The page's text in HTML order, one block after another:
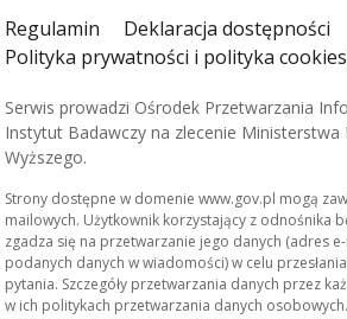
Regulamin
Deklaracja dostępności
Polityka prywatności i polityka cookies
Serwis prowadzi Ośrodek Przetwarzania
Instytut Badawczy na zlecenie Ministerstwa
Wyższego.
Strony dostępne w domenie www.gov.pl mogą
mailowych. Użytkownik korzystający z odnośnika
zgadza się na przetwarzanie jego danych (adres
podanych danych w wiadomości) w celu
pytania. Szczegóły przetwarzania danych przez
w ich politykach przetwarzania danych osobowych.